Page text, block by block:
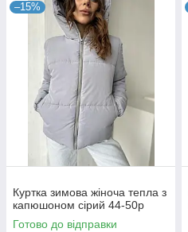
–15%
Куртка зимова жіноча тепла з
капюшоном сірий 44-50p
Готово до відправки